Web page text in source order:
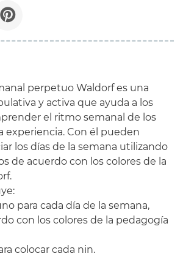
perpetuo Waldorf es una
y activa que ayuda a los
el ritmo semanal de los
experiencia. Con él pueden
los días de la semana utilizando
de acuerdo con los colores de la
.
para cada día de la semana,
con los colores de la pedagogía
colocar cada nin.